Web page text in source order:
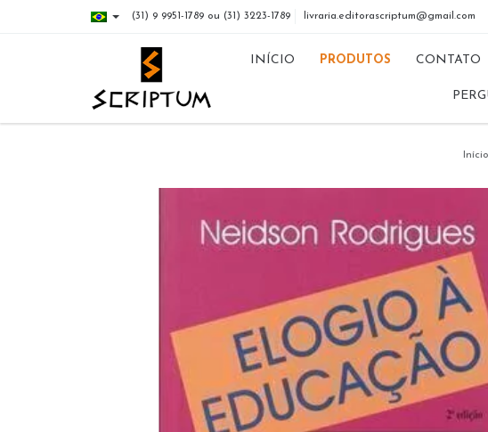
(31) 9 9951-1789 ou (31) 3223-1789 livraria.editorascriptum@gmail.com
INÍCIO PRODUTOS CONTATO
Início